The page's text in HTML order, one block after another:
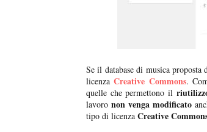
Se il database di musica proposta
licenzaCreative Commons.
quelle che permettono il
lavoro non venga modificato
tipo di licenza Creative